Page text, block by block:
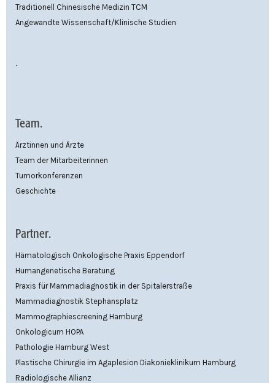
Traditionell Chinesische Medizin TCM
Angewandte Wissenschaft/Klinische Studien
.
Team.
Ärztinnen und Ärzte
Team der Mitarbeiterinnen
Tumorkonferenzen
Geschichte
Partner.
Hämatologisch Onkologische Praxis Eppendorf
Humangenetische Beratung
Praxis für Mammadiagnostik in der Spitalerstraße
Mammadiagnostik Stephansplatz
Mammographiescreening Hamburg
Onkologicum HOPA
Pathologie Hamburg West
Plastische Chirurgie im Agaplesion Diakonieklinikum Hamburg
Radiologische Allianz